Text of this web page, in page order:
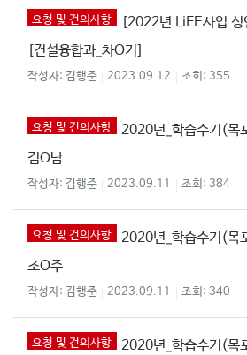
요청 및 건의사항
[2022년 LiFE사업 성
[건설융합과_차O기]
김행준 2023.09.12 355
요청 및 건의사항
2020년_학습수기(목
김O남
김행준 2023.09.11 384
요청 및 건의사항
2020년_학습수기(목
조O주
김행준 2023.09.11 340
요청 및 건의사항
2020년_학습수기(목